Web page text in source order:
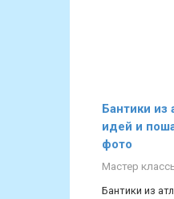
Бантики
идей и
фото
Мастер
Бантики из